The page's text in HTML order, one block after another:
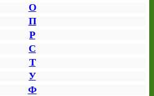
О
П
Р
С
Т
У
Ф